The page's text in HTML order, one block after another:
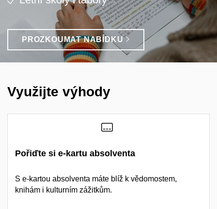
PROZKOUMAT NABÍDKU
Využijte výhody
Pořiďte si e-kartu absolventa
S e-kartou absolventa máte blíž k vědomostem,
knihám i kulturním zážitkům.